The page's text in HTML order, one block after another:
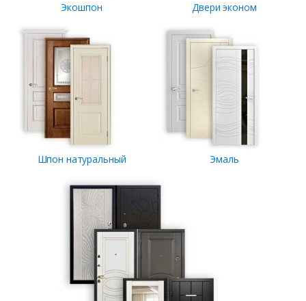
Экошпон Двери эконом
Шпон натуральный Эмаль